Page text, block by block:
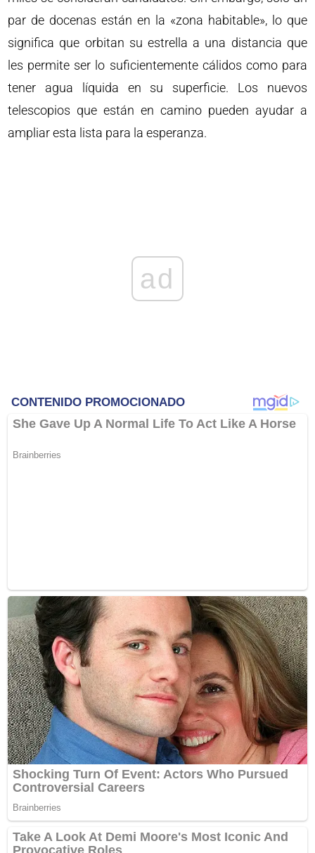
par de docenas están en la «zona habitable», lo que
significa que orbitan su estrella a una distancia que
les permite ser lo suficientemente cálidos como para
tener agua líquida en su superficie. Los nuevos
telescopios que están en camino pueden ayudar a
ampliar esta lista para la esperanza.
ad